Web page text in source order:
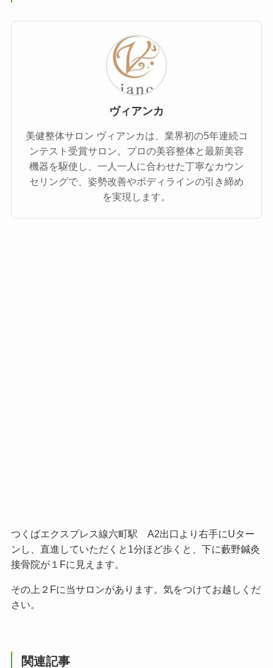
ヴィアンカ
美健整体サロン ヴィアンカは、業界初の5年連続コ
ンテスト受賞サロン。プロの美容整体と最新美容
機器を駆使し、一人一人に合わせた丁寧なカウン
セリングで、姿勢改善やボディラインの引き締め
を実現します。
つくばエクスプレス線六町駅 A2出口より右手にUター
ンし、直進していただくと1分ほど歩くと、下に藪野鍼灸
接骨院が１Fに見えます。
その上２Fに当サロンがあります。気をつけてお越しくだ
さい。
関連記事